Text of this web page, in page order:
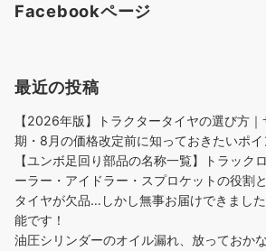
Facebookページ
最近の投稿
【2026年版】トラクタータイヤの選び方
期・8月の価格改定前に知っておきたいポイ
【ユンボ足回り部品の名称一覧】トラック
ーラー・アイドラー・スプロケットの役割
タイヤが欠品…しかし無事お届けできまし
能です！
油圧シリンダーのオイル漏れ、放っておか